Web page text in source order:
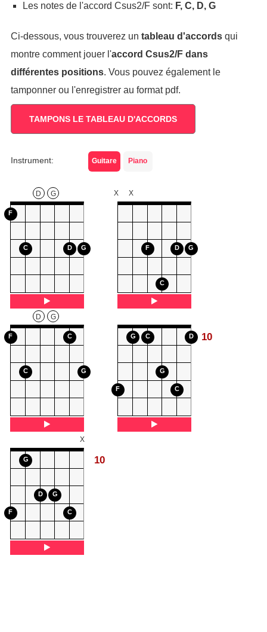
Les notes de l'accord Csus2/F sont: F, C, D, G
Ci-dessous, vous trouverez un tableau d'accordsqui
montre comment jouer l'accord Csus2/Fdans
différentes positions. Vous pouvez également le
tamponner ou l'enregistrer au format pdf.
TAMPONS LE TABLEAU D'ACCORDS
Instrument: Guitare Piano
F
C
D G
D G F
C
D G
X X
F
C
D G
C
G
F
G C
G
C
D 10
F
G
D G
C
X
10